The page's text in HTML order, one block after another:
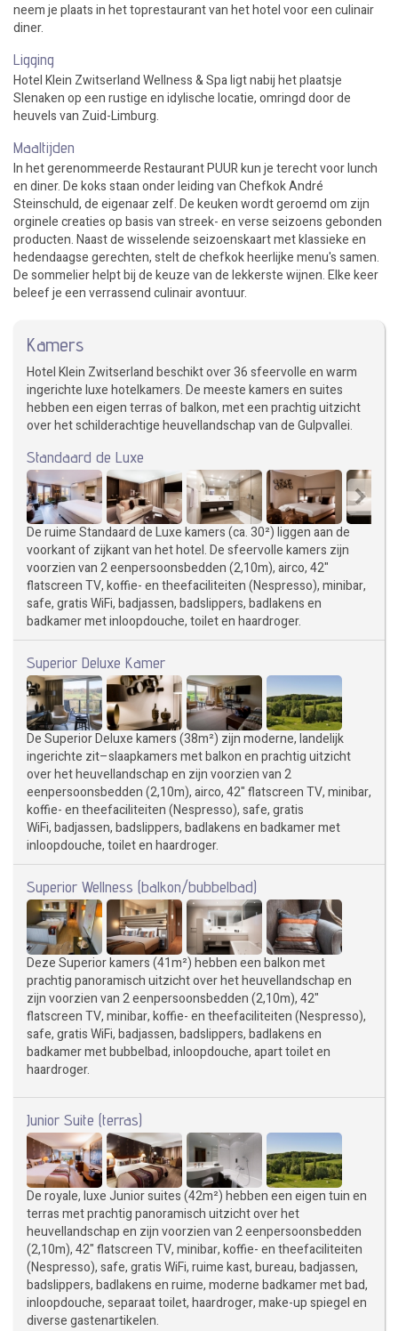
neem je plaats in het toprestaurant van het hotel voor een culinair
diner.
Ligging
Hotel Klein Zwitserland Wellness & Spa ligt nabij het plaatsje
Slenaken op een rustige en idylische locatie, omringd door de
heuvels van Zuid-Limburg.
Maaltijden
In het gerenommeerde Restaurant PUUR kun je terecht voor lunch
en diner. De koks staan onder leiding van Chefkok André
Steinschuld, de eigenaar zelf. De keuken wordt geroemd om zijn
orginele creaties op basis van streek- en verse seizoens gebonden
producten. Naast de wisselende seizoenskaart met klassieke en
hedendaagse gerechten, stelt de chefkok heerlijke menu's samen.
De sommelier helpt bij de keuze van de lekkerste wijnen. Elke keer
beleef je een verrassend culinair avontuur.
Kamers
Hotel Klein Zwitserland beschikt over 36 sfeervolle en warm
ingerichte luxe hotelkamers. De meeste kamers en suites
hebben een eigen terras of balkon, met een prachtig uitzicht
over het schilderachtige heuvellandschap van de Gulpvallei.
Standaard de Luxe
De ruime Standaard de Luxe kamers (ca. 30²) liggen aan de
voorkant of zijkant van het hotel. De sfeervolle kamers zijn
voorzien van 2 eenpersoonsbedden (2,10m), airco, 42"
flatscreen TV, koffie- en theefaciliteiten (Nespresso), minibar,
safe, gratis WiFi, badjassen, badslippers, badlakens en
badkamer met inloopdouche, toilet en haardroger.
Superior Deluxe Kamer
De Superior Deluxe kamers (38m²) zijn moderne, landelijk
ingerichte zit–slaapkamers met balkon en prachtig uitzicht
over het heuvellandschap en zijn voorzien van 2
eenpersoonsbedden (2,10m), airco, 42" flatscreen TV, minibar,
koffie- en theefaciliteiten (Nespresso), safe, gratis
WiFi, badjassen, badslippers, badlakens en badkamer met
inloopdouche, toilet en haardroger.
Superior Wellness (balkon/bubbelbad)
Deze Superior kamers (41m²) hebben een balkon met
prachtig panoramisch uitzicht over het heuvellandschap en
zijn voorzien van 2 eenpersoonsbedden (2,10m), 42"
flatscreen TV, minibar, koffie- en theefaciliteiten (Nespresso),
safe, gratis WiFi, badjassen, badslippers, badlakens en
badkamer met bubbelbad, inloopdouche, apart toilet en
haardroger.
Junior Suite (terras)
De royale, luxe Junior suites (42m²) hebben een eigen tuin en
terras met prachtig panoramisch uitzicht over het
heuvellandschap en zijn voorzien van 2 eenpersoonsbedden
(2,10m), 42" flatscreen TV, minibar, koffie- en theefaciliteiten
(Nespresso), safe, gratis WiFi, ruime kast, bureau, badjassen,
badslippers, badlakens en ruime, moderne badkamer met bad,
inloopdouche, separaat toilet, haardroger, make-up spiegel en
diverse gastenartikelen.